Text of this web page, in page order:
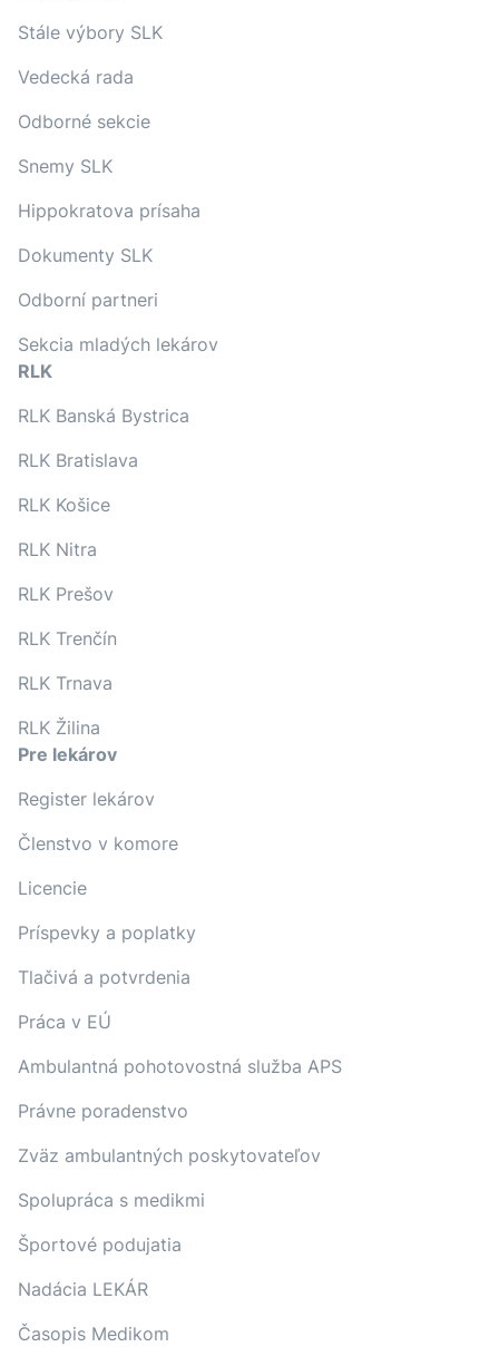
Stále výbory SLK
Vedecká rada
Odborné sekcie
Snemy SLK
Hippokratova prísaha
Dokumenty SLK
Odborní partneri
Sekcia mladých lekárov
RLK
RLK Banská Bystrica
RLK Bratislava
RLK Košice
RLK Nitra
RLK Prešov
RLK Trenčín
RLK Trnava
RLK Žilina
Pre lekárov
Register lekárov
Členstvo v komore
Licencie
Príspevky a poplatky
Tlačivá a potvrdenia
Práca v EÚ
Ambulantná pohotovostná služba APS
Právne poradenstvo
Zväz ambulantných poskytovateľov
Spolupráca s medikmi
Športové podujatia
Nadácia LEKÁR
Časopis Medikom